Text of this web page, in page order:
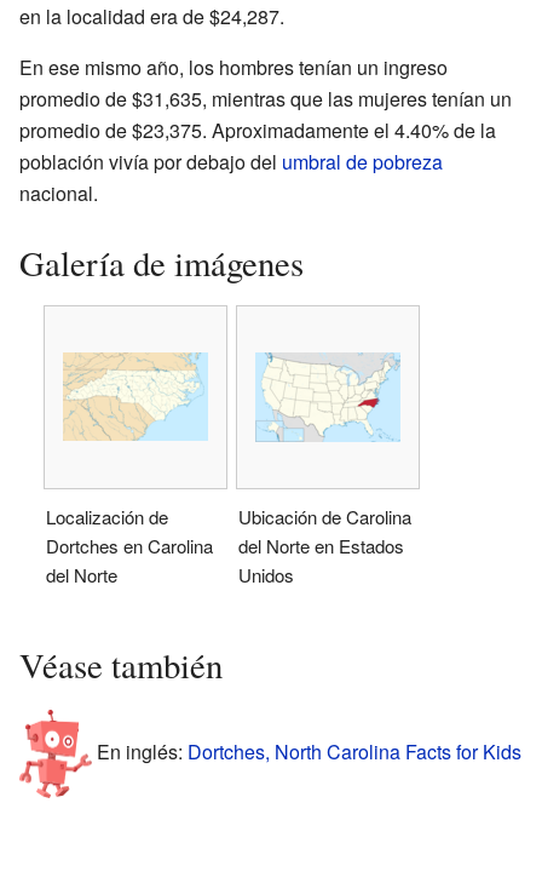
en la localidad era de $24,287.
En ese mismo año, los hombres tenían un ingreso
promedio de $31,635, mientras que las mujeres tenían un
promedio de $23,375. Aproximadamente el 4.40% de la
población vivía por debajo del umbral de pobreza
nacional.
Galería de imágenes
Localización de
Dortches en Carolina
del Norte
Ubicación de Carolina
del Norte en Estados
Unidos
Véase también
En inglés: Dortches, North Carolina Facts for Kids